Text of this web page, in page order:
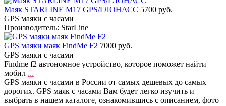
Маяк STARLINE M17 GPS/ГЛОНАСС 5700 руб.
GPS маяки c часами
Производитель: StarLine
GPS маяки маяк FindMe F2 7000 руб.
GPS маяки c часами
Findme f2 автономное устройство, которое поможет найти
мобил ...
GPS маяки c часами в России от самых дешевых до самых
дорогих. GPS маяк c часами Вам будет легко изучить и
выбрать в нашем каталоге, ознакомившись с описанием, фото